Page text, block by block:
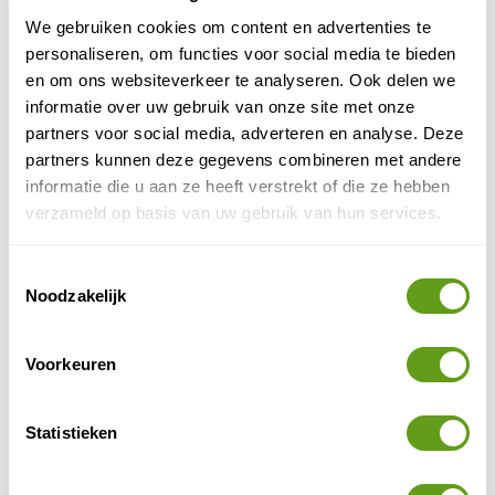
We gebruiken cookies om content en advertenties te
personaliseren, om functies voor social media te bieden
en om ons websiteverkeer te analyseren. Ook delen we
informatie over uw gebruik van onze site met onze
partners voor social media, adverteren en analyse. Deze
partners kunnen deze gegevens combineren met andere
informatie die u aan ze heeft verstrekt of die ze hebben
verzameld op basis van uw gebruik van hun services.
Noodzakelijk
Voorkeuren
Statistieken
Finland
Een natuurvakantie in Finland betekent vooral
onthaasten; genieten van veel groen, rust en
ruimte en uiteraard de mooie natuur in Finland!
BEKIJK
Zweden
Zweden is een van de mooiste vakantielanden in
Nunavut en Nunavik, ultieme natuurbestemming
betekent Nunavut "ons land". In onze ogen een